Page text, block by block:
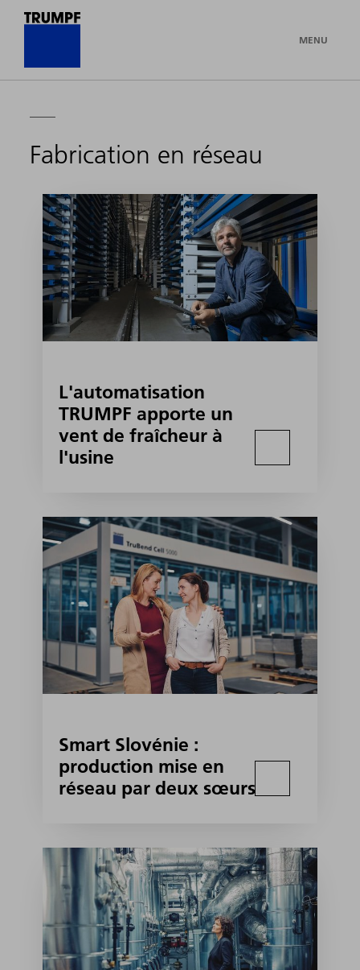
MENU
Fabrication en réseau
L'automatisation
TRUMPF apporte un
vent de fraîcheur à
l'usine
Smart Slovénie :
production mise en
réseau par deux sœurs